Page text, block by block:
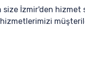
İzmir'den